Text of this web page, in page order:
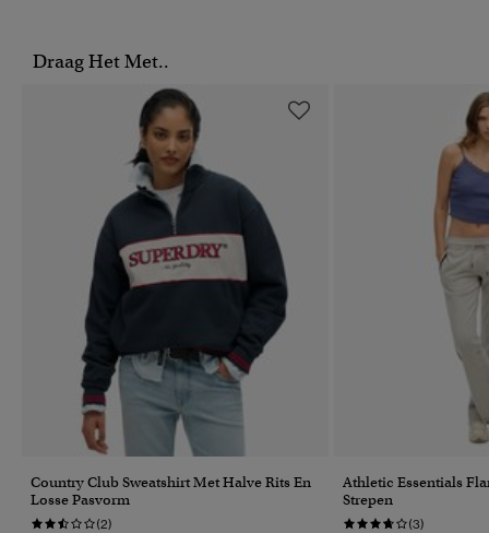
Draag Het Met..
Country Club Sweatshirt Met Halve Rits En
Losse Pasvorm
(2)
Athletic Essentials
Strepen
(3)